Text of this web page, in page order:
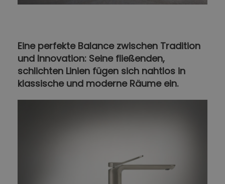
Eine perfekte Balance zwischen Tradition
und Innovation: Seine fließenden,
schlichten Linien fügen sich nahtlos in
klassische und moderne Räume ein.